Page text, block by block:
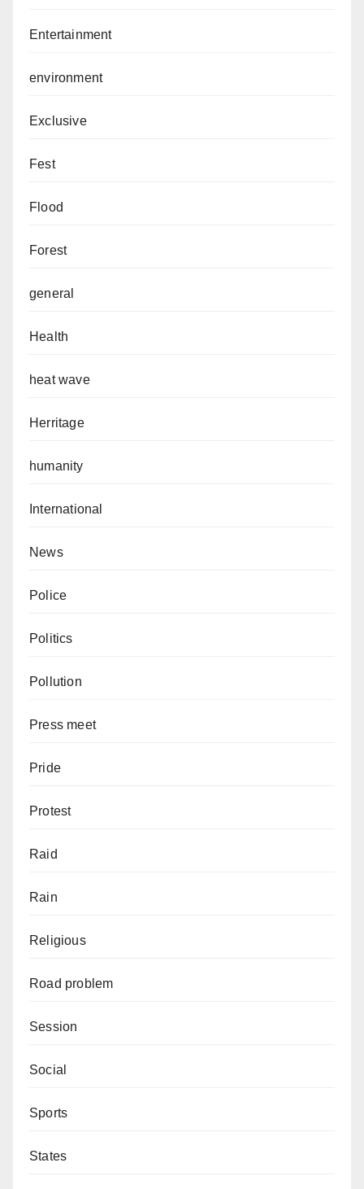
Entertainment
environment
Exclusive
Fest
Flood
Forest
general
Health
heat wave
Herritage
humanity
International
News
Police
Politics
Pollution
Press meet
Pride
Protest
Raid
Rain
Religious
Road problem
Session
Social
Sports
States